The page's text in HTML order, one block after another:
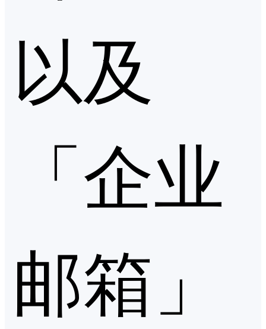
以及
「企业
邮箱」